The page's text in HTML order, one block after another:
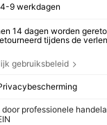
4-9 werkdagen
14 dagen worden
tijdens de
gebruiksbeleid
professionele